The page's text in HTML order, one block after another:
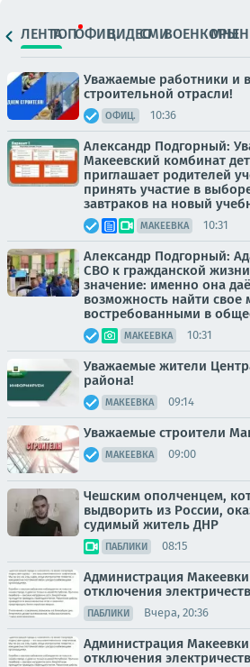
ЛЕНТАТОПОФИЦ.ВИДЕОСМИВОЕНКОРЫ
Уважаемые работники и
строительной отрасли!
ОФИЦ. 10:36
Александр Подгорный:
Макеевский комбинат
приглашает родителей
принять участие в
завтраков на новый
МАКЕЕВКА 10:31
Александр Подгорный:
СВО к гражданской
значение: именно она
возможность найти свое
востребованными в
МАКЕЕВКА 10:31
Уважаемые жители
района!
МАКЕЕВКА 09:14
Уважаемые строители
МАКЕЕВКА 09:00
Чешским ополченцем,
выдворить из России,
судимый житель ДНР
ПАБЛИКИ 08:15
Администрация
отключения
ПАБЛИКИ Вчера, 20:36
Администрация
отключения